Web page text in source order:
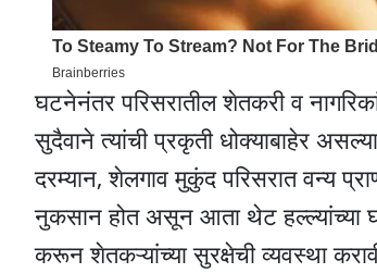
घटनेनंतर परिसरातील शेतकरी व
सुदैवाने त्यांची प्रकृती धोक्याबाहेर
दरम्यान, शेलगाव मुकुंद परिसरात वन्य
नुकसान होत असून आता थेट हल्ल्यांच्या
करून शेतकऱ्यांच्या सुरक्षेची व्यवस्था